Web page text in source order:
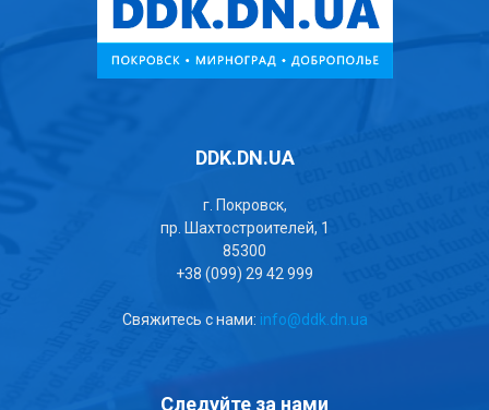
DDK.DN.UA
г. Покровск,
пр. Шахтостроителей, 1
85300
+38 (099) 29 42 999
Свяжитесь с нами: info@ddk.dn.ua
Следуйте за нами